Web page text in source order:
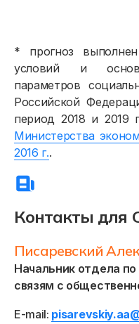
Контакты для
Писаревский
Начальник отдела
связям с
E-mail:
* прогноз
условий и
параметров
Российской
период 2018 и 2019
Министерства
2016 г..
Физическим
Договор
Расчёты и оплата
Приборы учёта и
Должникам
Онлайн-сервисы